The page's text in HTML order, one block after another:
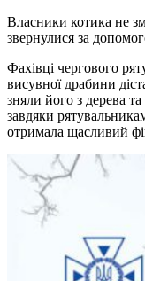
Власники котика не
звернулися за
Фахівці чергового
висувної драбини
зняли його з дерева
завдяки
отримала щасливий